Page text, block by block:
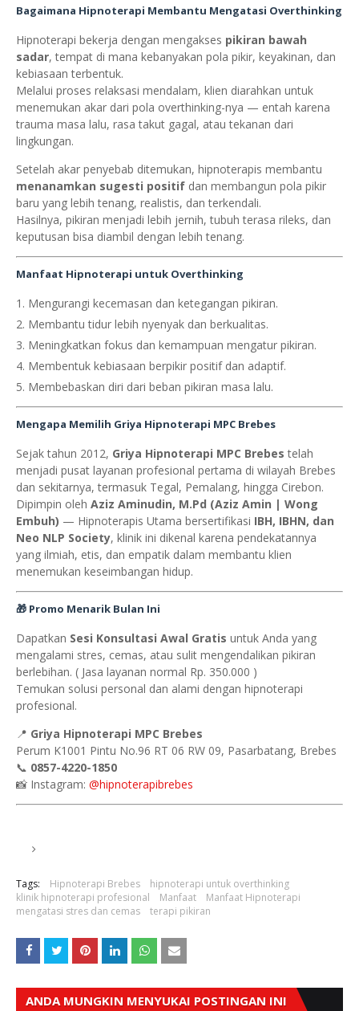
Bagaimana Hipnoterapi Membantu Mengatasi Overthinking
Hipnoterapi bekerja dengan mengakses pikiran bawah
sadar, tempat di mana kebanyakan pola pikir, keyakinan, dan
kebiasaan terbentuk.
Melalui proses relaksasi mendalam, klien diarahkan untuk
menemukan akar dari pola overthinking-nya — entah karena
trauma masa lalu, rasa takut gagal, atau tekanan dari
lingkungan.
Setelah akar penyebab ditemukan, hipnoterapis membantu
menanamkan sugesti positif dan membangun pola pikir
baru yang lebih tenang, realistis, dan terkendali.
Hasilnya, pikiran menjadi lebih jernih, tubuh terasa rileks, dan
keputusan bisa diambil dengan lebih tenang.
Manfaat Hipnoterapi untuk Overthinking
Mengurangi kecemasan dan ketegangan pikiran.
Membantu tidur lebih nyenyak dan berkualitas.
Meningkatkan fokus dan kemampuan mengatur pikiran.
Membentuk kebiasaan berpikir positif dan adaptif.
Membebaskan diri dari beban pikiran masa lalu.
Mengapa Memilih Griya Hipnoterapi MPC Brebes
Sejak tahun 2012, Griya Hipnoterapi MPC Brebes telah
menjadi pusat layanan profesional pertama di wilayah Brebes
dan sekitarnya, termasuk Tegal, Pemalang, hingga Cirebon.
Dipimpin oleh Aziz Aminudin, M.Pd (Aziz Amin | Wong
Embuh) — Hipnoterapis Utama bersertifikasi IBH, IBHN, dan
Neo NLP Society, klinik ini dikenal karena pendekatannya
yang ilmiah, etis, dan empatik dalam membantu klien
menemukan keseimbangan hidup.
🎁 Promo Menarik Bulan Ini
Dapatkan Sesi Konsultasi Awal Gratis untuk Anda yang
mengalami stres, cemas, atau sulit mengendalikan pikiran
berlebihan. ( Jasa layanan normal Rp. 350.000 )
Temukan solusi personal dan alami dengan hipnoterapi
profesional.
📍 Griya Hipnoterapi MPC Brebes
Perum K1001 Pintu No.96 RT 06 RW 09, Pasarbatang, Brebes
📞 0857-4220-1850
📸 Instagram: @hipnoterapibrebes
Tags: Hipnoterapi Brebes
hipnoterapi untuk overthinking
klinik hipnoterapi profesional
Manfaat
Manfaat Hipnoterapi
mengatasi stres dan cemas
terapi pikiran
ANDA MUNGKIN MENYUKAI POSTINGAN INI